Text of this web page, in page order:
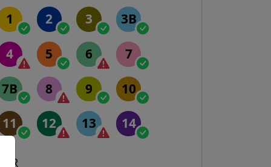
1 2 3 3B
4 5 6 7
7B 8 9 10
11 12 13 14
RER